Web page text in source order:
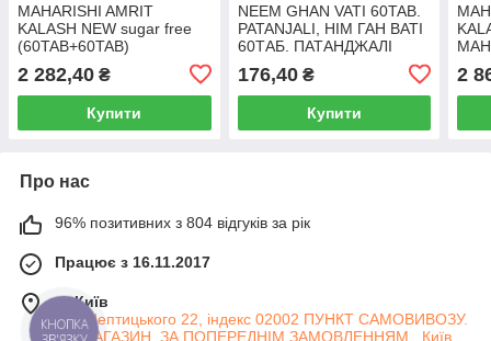
MAHARISHI AMRIT
KALASH NEW sugar free
(60TAB+60TAB)
MAHARISHI AYURVEDA,
МАХАРІШІ АМРІТ КАЛАШ
без цукру
2 282,40 ₴
Купити
NEEM GHAN VATI 60TAB.
PATANJALI, НІМ ГАН ВАТІ
60ТАБ. ПАТАНДЖАЛІ
176,40₴
Купити
2
Про нас
96% позитивних з 804 відгуків за рік
Працює з 16.11.2017
м. Київ
вул Шептицького 22, індекс 02002 ПУНКТ САМОВИВОЗУ.
НЕ МАГАЗИН. ЗА ПОПЕРЕДНІМ ЗАМОВЛЕННЯМ., Київ,
КНОПКА
ЗВ'ЯЗКУ